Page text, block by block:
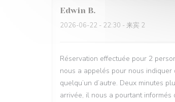
Edwin B
2026-06-22 - 22:30 - 来宾 2
Réservation effectuée pour 2
nous a appelés pour nous
quelqu’un d’autre. Deux minutes
arrivée, il nous a pourtant